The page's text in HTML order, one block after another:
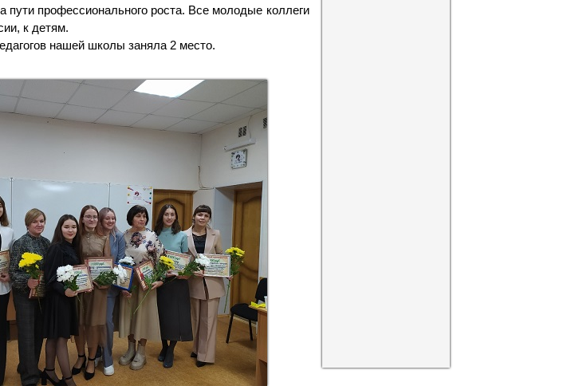
пути профессионального роста. Все молодые коллеги
к детям.
нашей школы заняла 2 место.